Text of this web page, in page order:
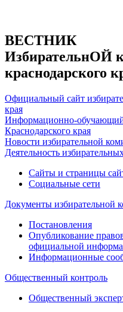
ВЕСТНИК
ИзбирательнОЙ
краснодарского
Официальный сайт
края
Информационно-обучающий
Краснодарского края
Новости избирательной
Деятельность
Сайты и страницы
Социальные сети
Документы избирательной
Постановления
Опубликование
официальной
Информационные
Общественный контроль
Общественный